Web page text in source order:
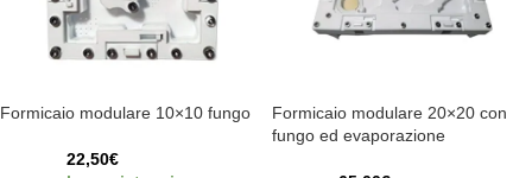
Formicaio modulare 10×10 fungo
22,50€
Formicaio modulare 20×20 con
fungo ed evaporazione